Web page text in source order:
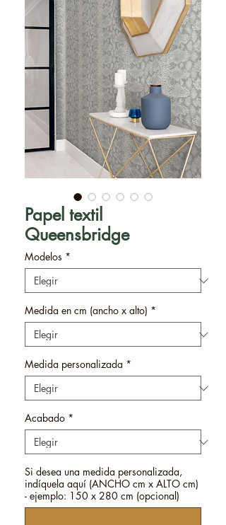
Papel textil
Queensbridge
Modelos *
Medida en cm (ancho x alto) *
Medida personalizada *
Acabado *
Si desea una medida personalizada,
indíquela aquí (ANCHO cm x ALTO cm)
- ejemplo: 150 x 280 cm (opcional)